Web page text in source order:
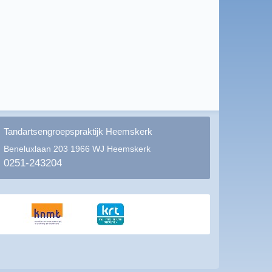
Tandartsengroepspraktijk Heemskerk
Beneluxlaan 203 1966 WJ Heemskerk
0251-243204